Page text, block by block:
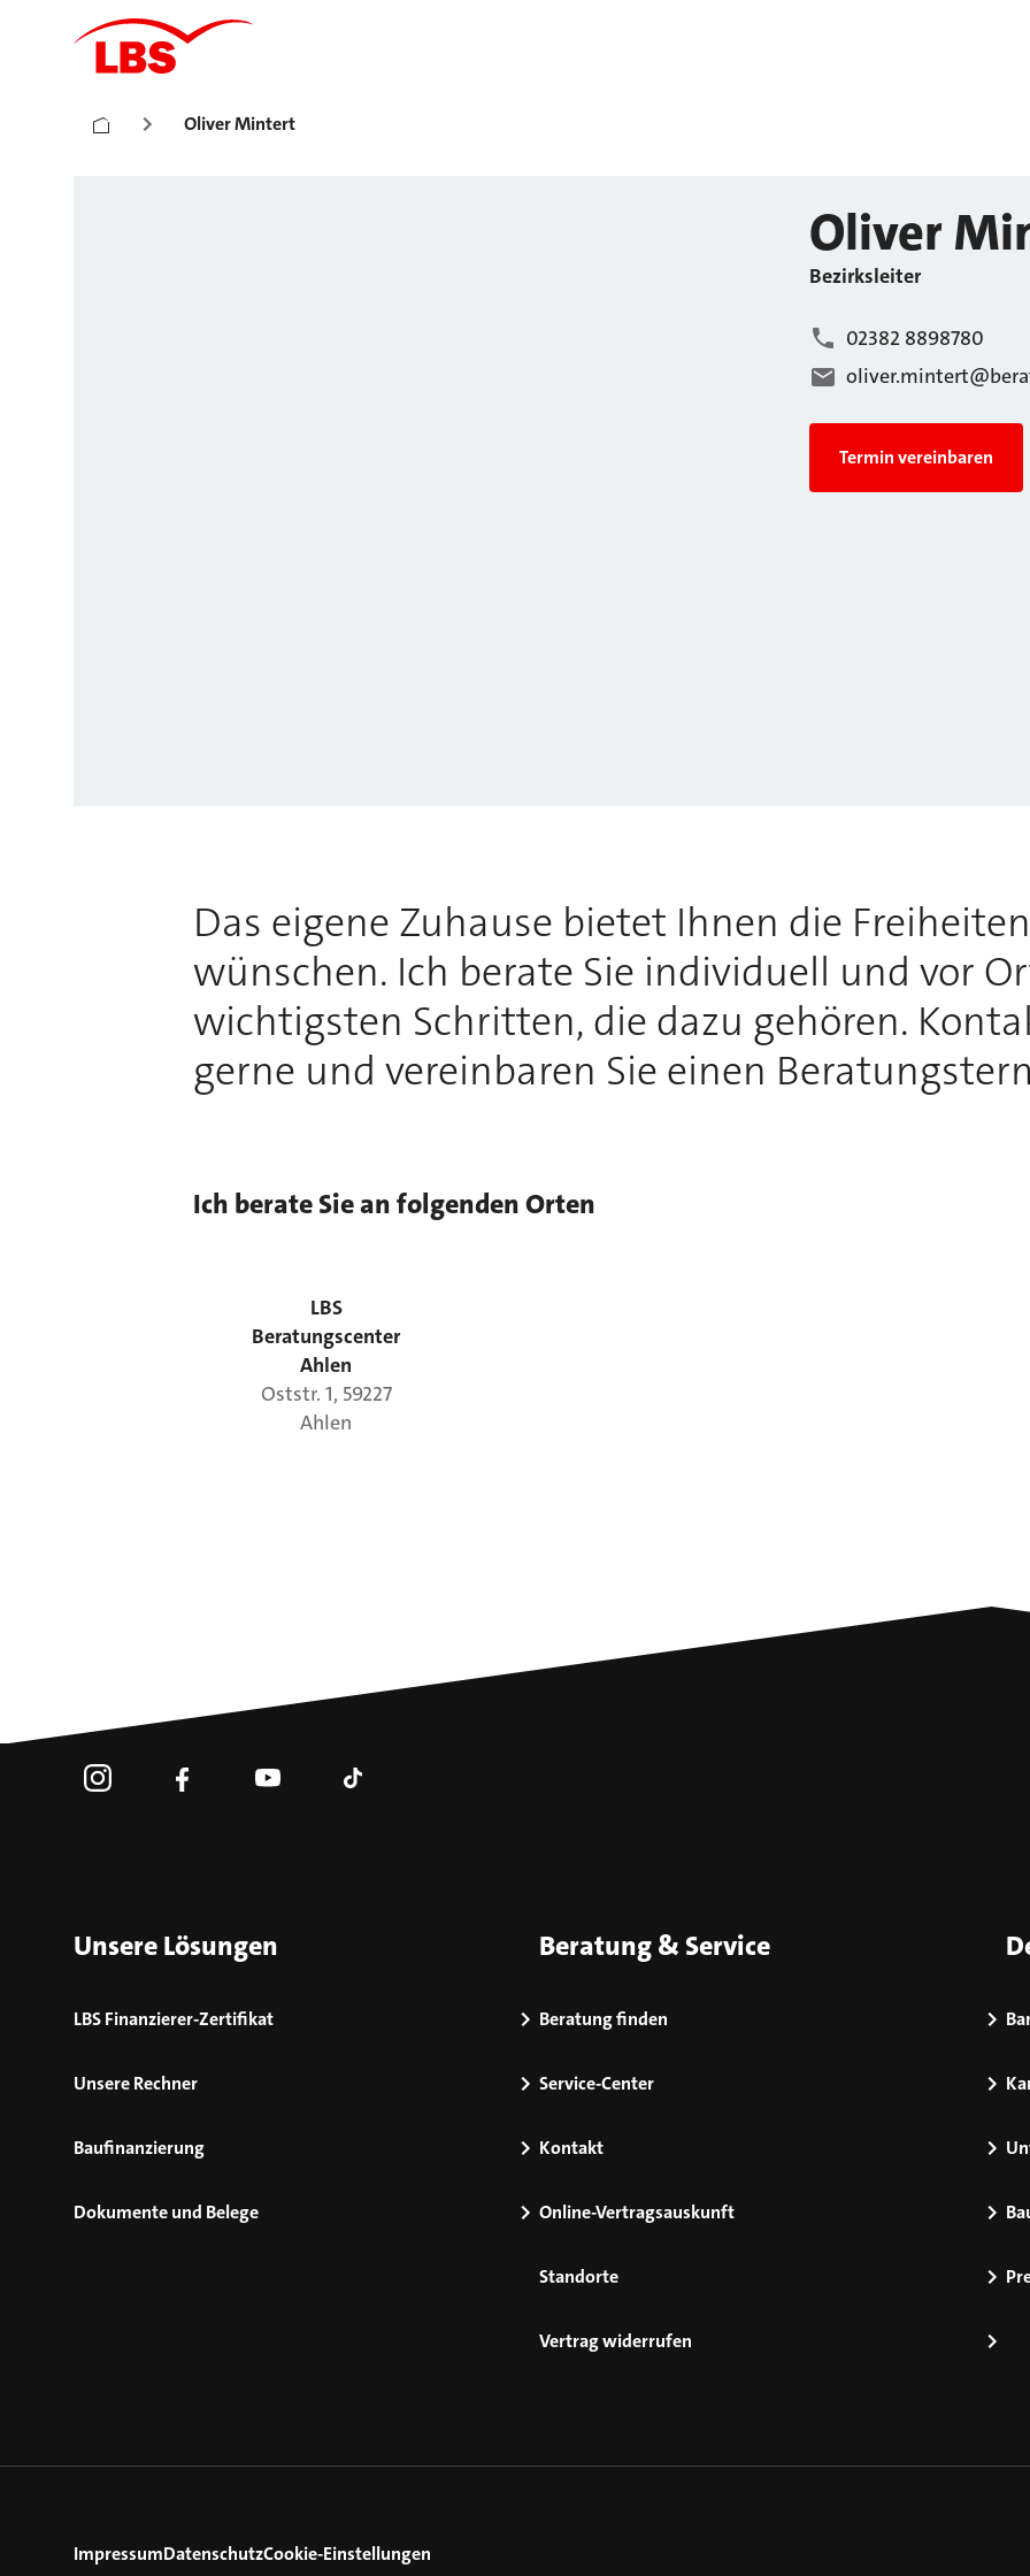
Oliver Mintert
Oliver
Bezirksleiter
02382 8898780
Termin vereinbaren
Das eigene Zuhause bietet Ihnen die
wünschen. Ich berate Sie individuell und vor
wichtigsten Schritten, die dazu gehören.
gerne und vereinbaren Sie einen
Ich berate Sie an folgenden Orten
LBS
Beratungscenter
Ahlen
Oststr. 1, 59227
Ahlen
Unsere Lösungen
LBS Finanzierer-Zertifikat
Unsere Rechner
Baufinanzierung
Dokumente und Belege
Beratung & Service
Beratung finden
Service-Center
Kontakt
Online-Vertragsauskunft
Standorte
Vertrag widerrufen
ImpressumDatenschutzCookie-Einstellungen